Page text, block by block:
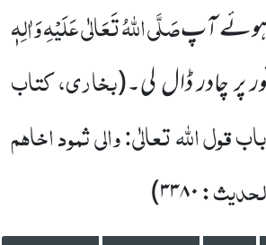
ہوئے آپصَلَّی اللّٰہُ تَعَالٰی عَلَیْہِ وَاٰلِہٖ
پر چادر ڈال لی۔(بخاری، کتاب
قول اللّٰہ تعالٰی: والی ثمود اخاہم
: ۳۳۸۰ )